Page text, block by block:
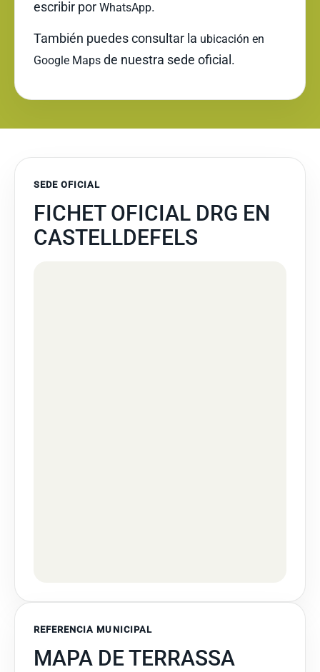
escribir por WhatsApp.
También puedes consultar la ubicación en
Google Maps de nuestra sede oficial.
SEDE OFICIAL
FICHET OFICIAL DRG EN
CASTELLDEFELS
REFERENCIA MUNICIPAL
MAPA DE TERRASSA